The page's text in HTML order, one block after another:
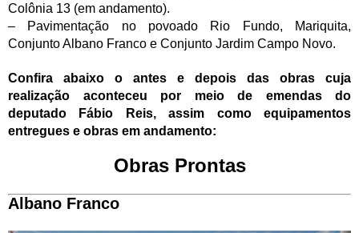
Colônia 13 (em andamento).
– Pavimentação no povoado Rio Fundo, Mariquita,
Conjunto Albano Franco e Conjunto Jardim Campo Novo.
Confira abaixo o antes e depois das obras cuja
realização aconteceu por meio de emendas do
deputado Fábio Reis, assim como equipamentos
entregues e obras em andamento:
Obras Prontas
Albano Franco